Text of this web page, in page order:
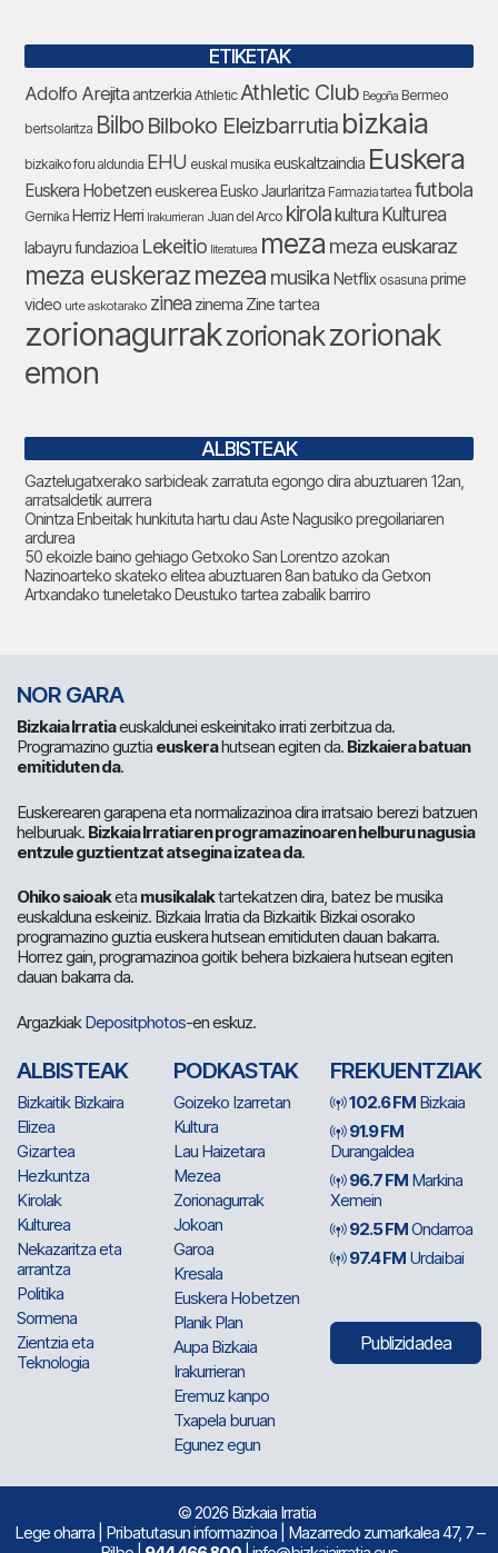
ETIKETAK
Adolfo Arejitaantzerkia Athletic Athletic Club Begoña Bermeo
bertsolaritza Bilbo Bilboko Eleizbarrutia bizkaia
bizkaiko foru aldundia EHU euskal musika euskaltzaindia Euskera
Euskera Hobetzeneuskerea Eusko Jaurlaritza Farmazia tartea futbola
Gernika Herriz Herri Irakurrieran Juan del Arco kirolakultura Kulturea
labayru fundazioa Lekeitio literaturea meza meza euskaraz
meza euskerazmezea musika Netflix osasuna prime
video urte askotarako zinea zinema Zine tartea
zorionagurrakzorionakzorionak
emon
ALBISTEAK
Gaztelugatxerako sarbideak zarratuta egongo dira abuztuaren 12an,
arratsaldetik aurrera
Onintza Enbeitak hunkituta hartu dau Aste Nagusiko pregoilariaren
ardurea
50 ekoizle baino gehiago Getxoko San Lorentzo azokan
Nazinoarteko skateko elitea abuztuaren 8an batuko da Getxon
Artxandako tuneletako Deustuko tartea zabalik barriro
NOR GARA
Bizkaia Irratiaeuskaldunei eskeinitako irrati zerbitzua da.
Programazino guztia euskerahutsean egiten da. Bizkaiera batuan
emitiduten da.
Euskerearen garapena eta normalizazinoa dira irratsaio berezi batzuen
helburuak. Bizkaia Irratiaren programazinoaren helburu nagusia
entzule guztientzat atsegina izatea da.
Ohiko saioaketa musikalaktartekatzen dira, batez be musika
euskalduna eskeiniz. Bizkaia Irratia da Bizkaitik Bizkai osorako
programazino guztia euskera hutsean emitiduten dauan bakarra.
Horrez gain, programazinoa goitik behera bizkaiera hutsean egiten
dauan bakarra da.
ArgazkiakDepositphotos-en eskuz.
ALBISTEAK
Bizkaitik Bizkaira
Elizea
Gizartea
Hezkuntza
Kirolak
Kulturea
Nekazaritza eta
arrantza
Politika
Sormena
Zientzia eta
Teknologia
PODKASTAK
Goizeko Izarretan
Kultura
Lau Haizetara
Mezea
Zorionagurrak
Jokoan
Garoa
Kresala
Euskera Hobetzen
Planik Plan
Aupa Bizkaia
Irakurrieran
Eremuz kanpo
Txapela buruan
Egunez egun
FREKUENTZIAK
102.6 FM Bizkaia
91.9 FM
Durangaldea
96.7 FM Markina
Xemein
92.5 FMOndarroa
97.4 FM Urdaibai
Publizidadea
© 2026 Bizkaia Irratia
Lege oharra| Pribatutasun informazinoa| Mazarredo zumarkalea 47, 7 –